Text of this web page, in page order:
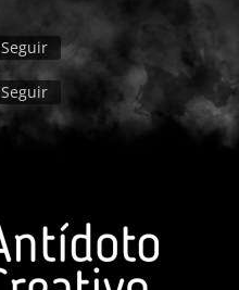
Seguir
Seguir